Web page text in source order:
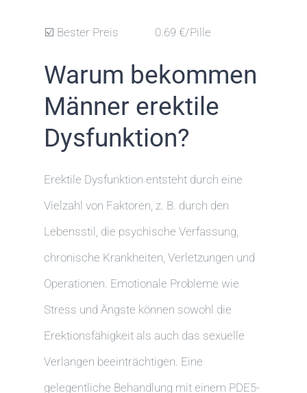
☑️ Bester Preis 0.69 €/Pille
Warum bekommen
Männer erektile
Dysfunktion?
Erektile Dysfunktion entsteht durch eine
Vielzahl von Faktoren, z. B. durch den
Lebensstil, die psychische Verfassung,
chronische Krankheiten, Verletzungen und
Operationen. Emotionale Probleme wie
Stress und Ängste können sowohl die
Erektionsfähigkeit als auch das sexuelle
Verlangen beeinträchtigen. Eine
gelegentliche Behandlung mit einem PDE5-